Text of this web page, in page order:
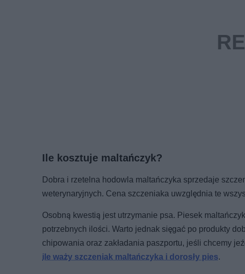
Ile kosztuje maltańczyk?
Dobra i rzetelna hodowla maltańczyka sprzedaje
weterynaryjnych. Cena szczeniaka uwzględnia te
Osobną kwestią jest utrzymanie psa. Piesek
potrzebnych ilości. Warto jednak sięgać po produkty
chipowania oraz zakładania paszportu, jeśli chcemy
ile waży szczeniak maltańczyka i dorosły pies.